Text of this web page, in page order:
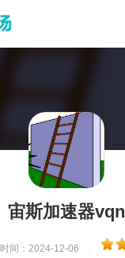
宙斯加速器vqn
时间：2024-12-06